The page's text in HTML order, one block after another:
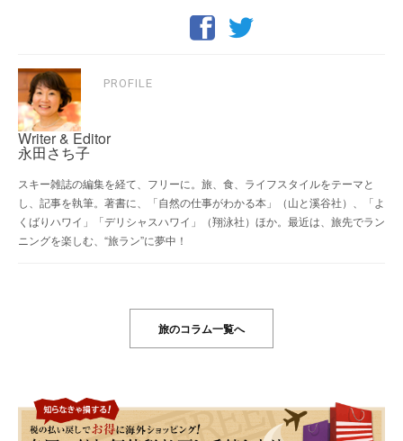
PROFILE
Writer & Editor
永田さち子
スキー雑誌の編集を経て、フリーに。旅、食、ライフスタイルをテーマと
し、記事を執筆。著書に、「自然の仕事がわかる本」（山と溪谷社）、「よ
くばりハワイ」「デリシャスハワイ」（翔泳社）ほか。最近は、旅先でラン
ニングを楽しむ、“旅ラン”に夢中！
旅のコラム一覧へ